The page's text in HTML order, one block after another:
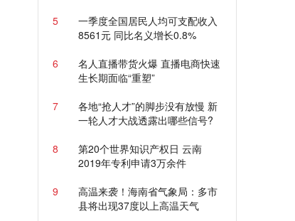
5
一季度全国居民人均可支配收入
8561元 同比名义增长0.8%
6
名人直播带货火爆 直播电商快速
生长期面临“重塑”
7
各地“抢人才”的脚步没有放慢 新
一轮人才大战透露出哪些信号?
8
第20个世界知识产权日 云南
2019年专利申请3万余件
9
高温来袭！海南省气象局：多市
县将出现37度以上高温天气